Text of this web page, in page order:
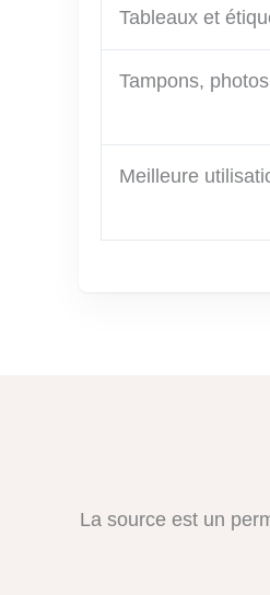
Tableaux et
Tampons,
Meilleure
La source est un